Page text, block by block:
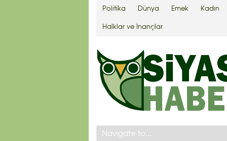
Politika Dünya Emek Kadın
Halklar ve İnançlar